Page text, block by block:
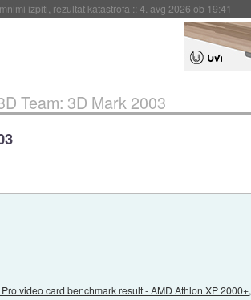
za večkratno uporabo::4. avg 2026 ob 19:41
Team: 3D Mark 2003
video card benchmark result - AMD Athlon XP 2000+,